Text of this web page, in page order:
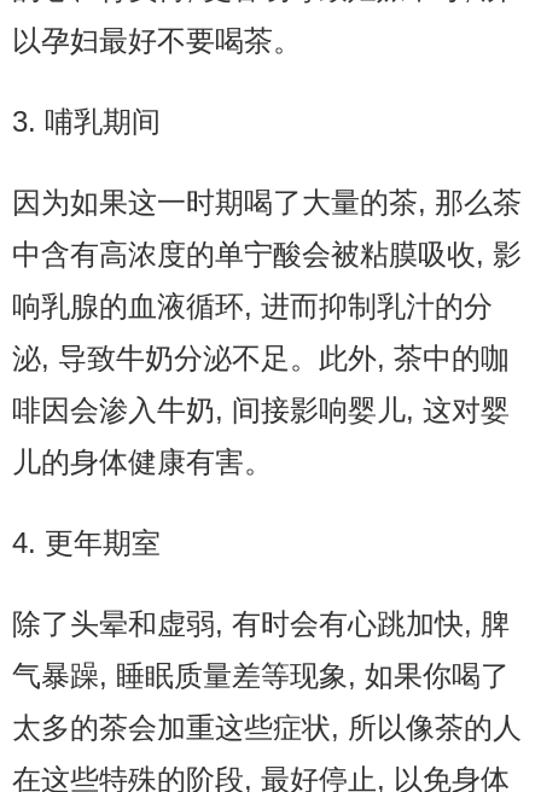
以孕妇最好不要喝茶。
3. 哺乳期间
因为如果这一时期喝了大量的茶, 那么茶
中含有高浓度的单宁酸会被粘膜吸收, 影
响乳腺的血液循环, 进而抑制乳汁的分
泌, 导致牛奶分泌不足。此外, 茶中的咖
啡因会渗入牛奶, 间接影响婴儿, 这对婴
儿的身体健康有害。
4. 更年期室
除了头晕和虚弱, 有时会有心跳加快, 脾
气暴躁, 睡眠质量差等现象, 如果你喝了
太多的茶会加重这些症状, 所以像茶的人
在这些特殊的阶段, 最好停止, 以免身体